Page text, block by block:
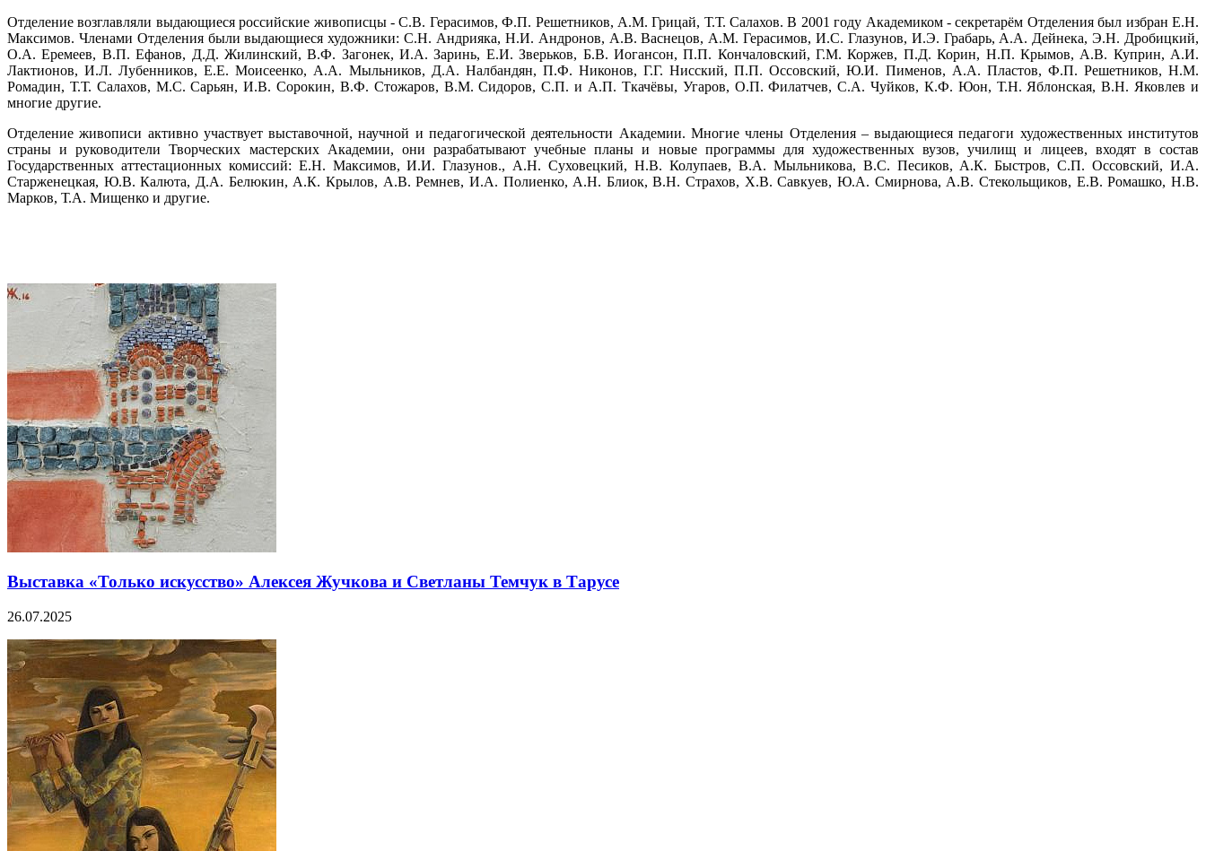
Отделение возглавляли выдающиеся российские живописцы - С.В. Герасимов, Ф.П. Решетников, A.M. Грицай, Т.Т. Салахов. В 2001 году Академиком - секретарём Отделения был избран Е.Н.
Максимов. Членами Отделения были выдающиеся художники: С.Н. Андрияка, Н.И. Андронов, А.В. Васнецов, А.М. Герасимов, И.С. Глазунов, И.Э. Грабарь, А.А. Дейнека, Э.Н. Дробицкий,
О.А. Еремеев, В.П. Ефанов, Д.Д. Жилинский, В.Ф. Загонек, И.А. Заринь, Е.И. Зверьков, Б.В. Иогансон, П.П. Кончаловский, Г.М. Коржев, П.Д. Корин, Н.П. Крымов, А.В. Куприн, А.И.
Лактионов, И.Л. Лубенников, Е.Е. Моисеенко, А.А. Мыльников, Д.А. Налбандян, П.Ф. Никонов, Г.Г. Нисский, П.П. Оссовский, Ю.И. Пименов, А.А. Пластов, Ф.П. Решетников, Н.М.
Ромадин, Т.Т. Салахов, М.С. Сарьян, И.В. Сорокин, В.Ф. Стожаров, В.М. Сидоров, С.П. и А.П. Ткачёвы, Угаров, О.П. Филатчев, С.А. Чуйков, К.Ф. Юон, Т.Н. Яблонская, В.Н. Яковлев и
многие другие.
Отделение живописи активно участвует выставочной, научной и педагогической деятельности Академии. Многие члены Отделения – выдающиеся педагоги художественных институтов
страны и руководители Творческих мастерских Академии, они разрабатывают учебные планы и новые программы для художественных вузов, училищ и лицеев, входят в состав
Государственных аттестационных комиссий: Е.Н. Максимов, И.И. Глазунов., А.Н. Суховецкий, Н.В. Колупаев, В.А. Мыльникова, B.C. Песиков, А.К. Быстров, С.П. Оссовский, И.А.
Старженецкая, Ю.В. Калюта, Д.А. Белюкин, А.К. Крылов, А.В. Ремнев, И.А. Полиенко, А.Н. Блиок, В.Н. Страхов, Х.В. Савкуев, Ю.А. Смирнова, А.В. Стекольщиков, Е.В. Ромашко, Н.В.
Марков, Т.А. Мищенко и другие.
Выставка «Только искусство» Алексея Жучкова и Светланы Темчук в Тарусе
26.07.2025